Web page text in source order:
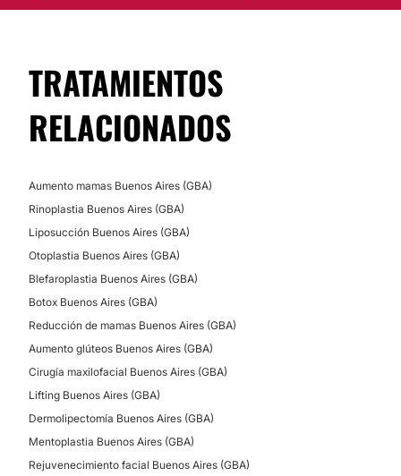
TRATAMIENTOS
RELACIONADOS
Aumento mamas Buenos Aires (GBA)
Rinoplastia Buenos Aires (GBA)
Liposucción Buenos Aires (GBA)
Otoplastia Buenos Aires (GBA)
Blefaroplastia Buenos Aires (GBA)
Botox Buenos Aires (GBA)
Reducción de mamas Buenos Aires (GBA)
Aumento glúteos Buenos Aires (GBA)
Cirugía maxilofacial Buenos Aires (GBA)
Lifting Buenos Aires (GBA)
Dermolipectomía Buenos Aires (GBA)
Mentoplastia Buenos Aires (GBA)
Rejuvenecimiento facial Buenos Aires (GBA)